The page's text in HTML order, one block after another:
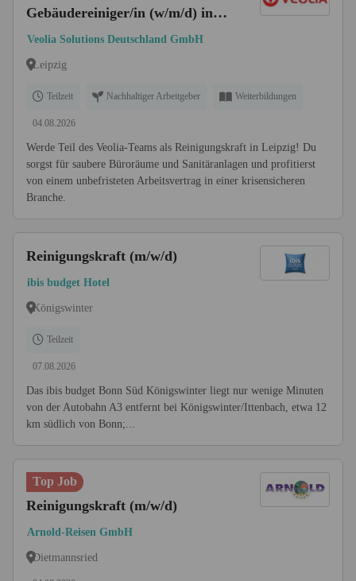
Gebäudereiniger/in (w/m/d) in
Leipzig
Veolia Solutions Deutschland GmbH
Leipzig
Teilzeit Nachhaltiger Arbeitgeber Weiterbildungen
04.08.2026
Werde Teil des Veolia-Teams als Reinigungskraft in Leipzig! Du
sorgst für saubere Büroräume und Sanitäranlagen und profitierst
von einem unbefristeten Arbeitsvertrag in einer krisensicheren
Branche.
Reinigungskraft (m/w/d)
ibis budget Hotel
Königswinter
Teilzeit
07.08.2026
Das ibis budget Bonn Süd Königswinter liegt nur wenige Minuten
von der Autobahn A3 entfernt bei Königswinter/Ittenbach, etwa 12
km südlich von Bonn;...
Top Job
Reinigungskraft (m/w/d)
Arnold-Reisen GmbH
Dietmannsried